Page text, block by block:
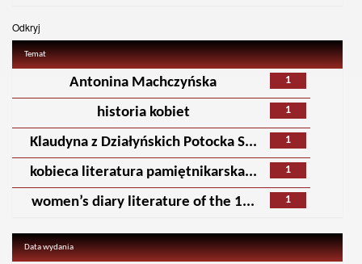
Odkryj
Temat
1
Antonina Machczyńska
1
historia kobiet
1
Klaudyna z Działyńskich Potocka S...
1
kobieca literatura pamiętnikarska...
1
women’s diary literature of the 1...
Data wydania